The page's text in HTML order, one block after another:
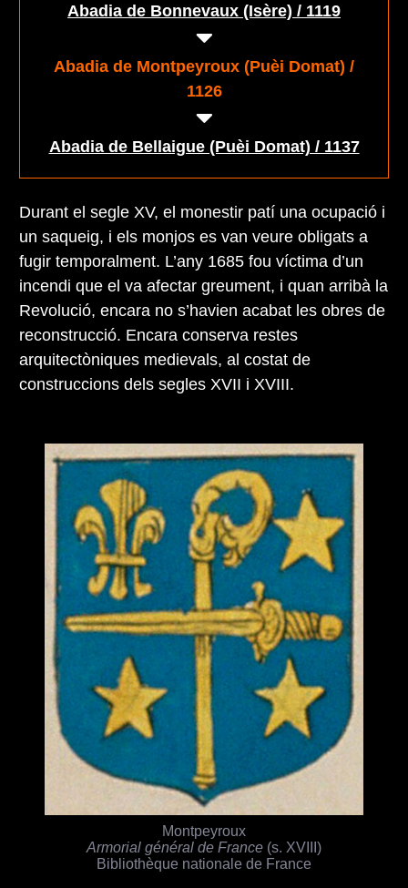
Abadia de Bonnevaux (Isère) / 1119
Abadia de Montpeyroux (Puèi Domat) /
1126
Abadia de Bellaigue (Puèi Domat) / 1137
Durant el segle XV, el monestir patí una ocupació i
un saqueig, i els monjos es van veure obligats a
fugir temporalment. L’any 1685 fou víctima d’un
incendi que el va afectar greument, i quan arribà la
Revolució, encara no s’havien acabat les obres de
reconstrucció. Encara conserva restes
arquitectòniques medievals, al costat de
construccions dels segles XVII i XVIII.
Montpeyroux
Armorial général de France (s. XVIII)
Bibliothèque nationale de France